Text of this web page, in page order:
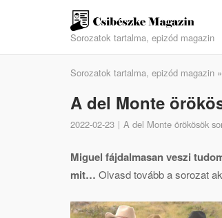
Sorozatok tartalma, epizód magazin
Sorozatok tartalma, epizód magazin »
A del Monte
2022-02-23 A del Monte örökösök
Miguel fájdalmasan veszi
mit… Olvasd tovább a sorozat